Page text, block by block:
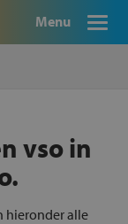
Menu
vso in
hieronder alle